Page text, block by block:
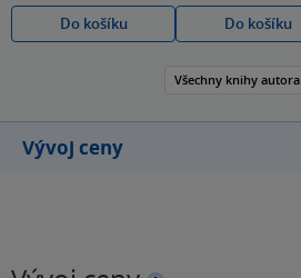
Do košíku
Do košíku
Všechny knihy autora
Vývoj ceny